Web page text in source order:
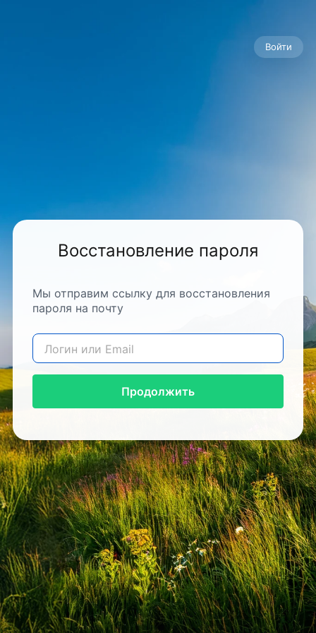
Войти
Восстановление пароля
Мы отправим ссылку для восстановления
пароля на почту
Продолжить